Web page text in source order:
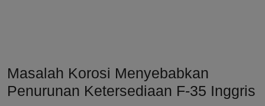
Masalah Korosi Menyebabkan
Penurunan Ketersediaan F-35 Inggris